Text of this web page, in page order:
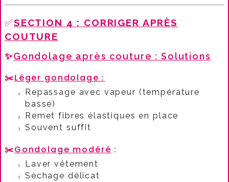
✅SECTION 4 : CORRIGER APRÈS
COUTURE
✨Gondolage après couture : Solutions
✂️Léger gondolage :
Repassage avec vapeur (température
basse)
Remet fibres élastiques en place
Souvent suffit
✂️Gondolage modéré :​
Laver vêtement
Séchage délicat